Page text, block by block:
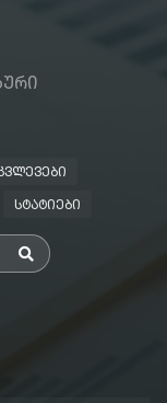
ᲡᲢᲐᲢᲘᲔᲑᲘ